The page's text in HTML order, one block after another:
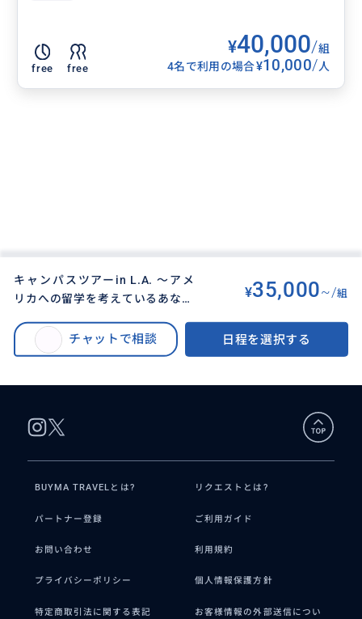
free free
¥40,000/組
4名で利用の場合¥10,000/人
キャンパスツアーin L.A. 〜アメ
リカへの留学を考えているあなた
サポート。まずはご自分の目で確
かめてみませんか？〜 *価格はミ
¥35,000~/組
チャットで相談 日程を選択する
キャンパスツアーin L.A. 〜アメリカへの留学を考えているあなたに、ベテラ
ンガイドが学校選びをサポート。まずはご自分の目で確かめてみません
か？〜 *価格はミニマムです
BUYMA TRAVELとは? リクエストとは?
パートナー登録 ご利用ガイド
お問い合わせ 利用規約
プライバシーポリシー 個人情報保護方針
特定商取引法に関する表記 お客様情報の外部送信につい